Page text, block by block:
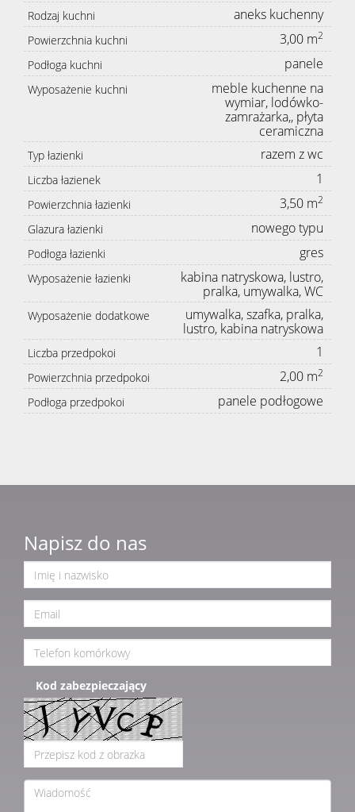
Rodzaj kuchni aneks kuchenny
Powierzchnia kuchni 3,00 m2
Podłoga kuchni panele
Wyposażenie kuchni
meble kuchenne na
wymiar, lodówko-
zamrażarka,, płyta
ceramiczna
Typ łazienki razem z wc
Liczba łazienek 1
Powierzchnia łazienki 3,50 m2
Glazura łazienki nowego typu
Podłoga łazienki gres
Wyposażenie łazienki
kabina natryskowa, lustro,
pralka, umywalka, WC
Wyposażenie dodatkowe
umywalka, szafka, pralka,
lustro, kabina natryskowa
Liczba przedpokoi 1
Powierzchnia przedpokoi 2,00 m2
Podłoga przedpokoi panele podłogowe
Napisz do nas
Kod zabezpieczający